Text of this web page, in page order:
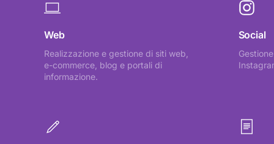
Web
Realizzazione e gestione di siti web,
e-commerce, blog e portali di
informazione.
Social